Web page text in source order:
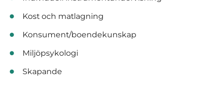
Kost och matlagning
Konsument/boendekunskap
Miljöpsykologi
Skapande